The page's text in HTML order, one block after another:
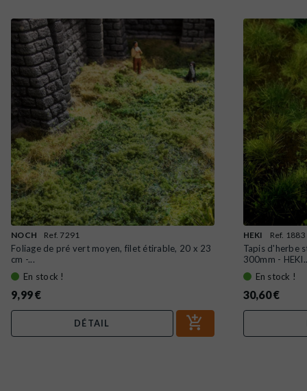
NOCH Ref. 7291
Foliage de pré vert moyen, filet étirable, 20 x 23
cm -...
En stock !
9,99 €
DÉTAIL
HEKI Ref. 1883
Tapis d'herbe
300mm -
En stock !
30,60 €